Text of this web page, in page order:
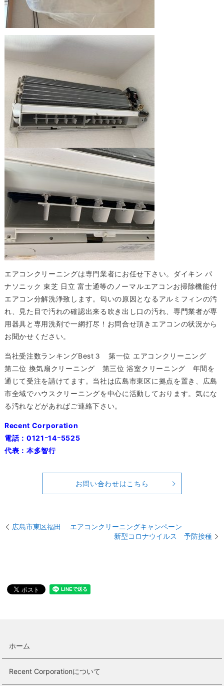
エアコンクリーニングは専門業者にお任せ下さい。ダイキン パ
ナソニック 東芝 日立 富士通等のノーマルエアコンお掃除機能付
エアコン分解洗浄致します。匂いの原因となるアルミフィンの汚
れ、見た目で汚れの確認出来る吹き出し口の汚れ、専門業者が専
用器具と専用洗剤で一網打尽！お問合せ頂きエアコンの状況から
お聞かせください。
当社受注数ランキングBest３ 第一位 エアコンクリーニング
第二位 換気扇クリーニング 第三位 浴室クリーニング 年間を
通じて受注を請けてます。当社は広島市東区に拠点を置き、広島
市全域でハウスクリーニングを中心に活動しております。気にな
る汚れなどがあればご連絡下さい。
Recent Corporation
電話：0121ｰ14ｰ5525
代表：本多智行
お問い合わせはこちら
広島市東区福田 エアコンクリーニングキャンペーン
新型コロナウイルス 予防接種
ホーム
Recent Corporationについて